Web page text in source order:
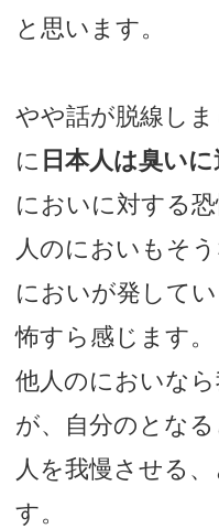
と思います。
やや話が脱線しま
に 日本人は臭い
においに対する
人のにおいもそ
においが発して
怖すら感じます。
他人のにおいな
が、自分のとな
人を我慢させる
す。